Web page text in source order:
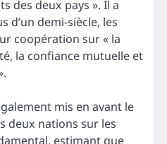
des deux pays ». Il a
d’un demi-siècle, les
coopération sur « la
la confiance mutuelle et
mis en avant le
deux nations sur les
estimant que